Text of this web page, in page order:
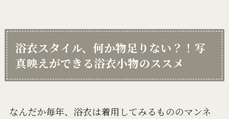
浴衣スタイル、何か物足りない？！写
真映えができる浴衣小物のススメ
なんだか毎年、浴衣は着用してみるもののマンネ